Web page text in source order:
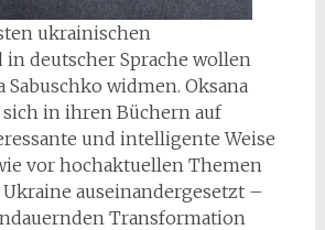
ukrainischen
deutscher Sprache wollen
Sabuschko widmen. Oksana
sich in ihren Büchern auf
und intelligente Weise
vor hochaktuellen Themen
auseinandergesetzt –
Transformation